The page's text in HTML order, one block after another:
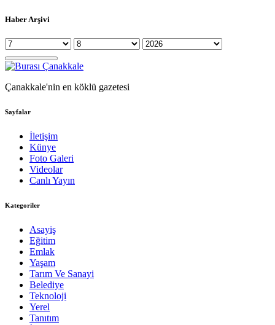
Haber Arşivi
Çanakkale'nin en köklü gazetesi
Sayfalar
İletişim
Künye
Foto Galeri
Videolar
Canlı Yayın
Kategoriler
Asayiş
Eğitim
Emlak
Yaşam
Tarım Ve Sanayi
Belediye
Teknoloji
Yerel
Tanıtım